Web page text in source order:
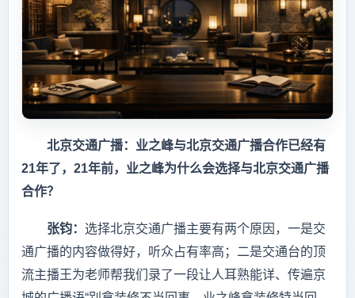
北京交通广播：业之峰与北京交通广播合作已经有
21年了，21年前，业之峰为什么会选择与北京交通广播
合作？
张钧： 选择北京交通广播主要有两个原因，一是交
通广播的内容做得好，听众占有率高；二是交通台的顶
流主播王为老师帮我们录了一段让人耳熟能详、传遍京